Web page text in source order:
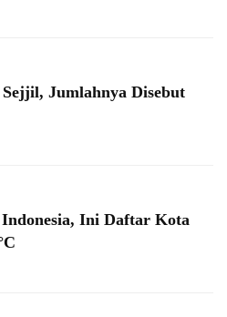
Jumlahnya Disebut
Indonesia, Ini Daftar Kota